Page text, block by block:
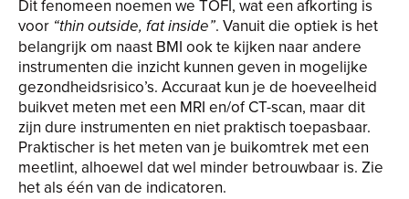
Dit fenomeen noemen we TOFI, wat een afkorting is
voor “thin outside, fat inside”. Vanuit die optiek is het
belangrijk om naast BMI ook te kijken naar andere
instrumenten die inzicht kunnen geven in mogelijke
gezondheidsrisico’s. Accuraat kun je de hoeveelheid
buikvet meten met een MRI en/of CT-scan, maar dit
zijn dure instrumenten en niet praktisch toepasbaar.
Praktischer is het meten van je buikomtrek met een
meetlint, alhoewel dat wel minder betrouwbaar is. Zie
het als één van de indicatoren.